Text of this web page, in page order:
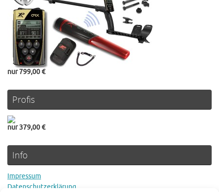
nur 799,00 €
Profis
nur 379,00 €
Info
Impressum
Datenschutzerklärung